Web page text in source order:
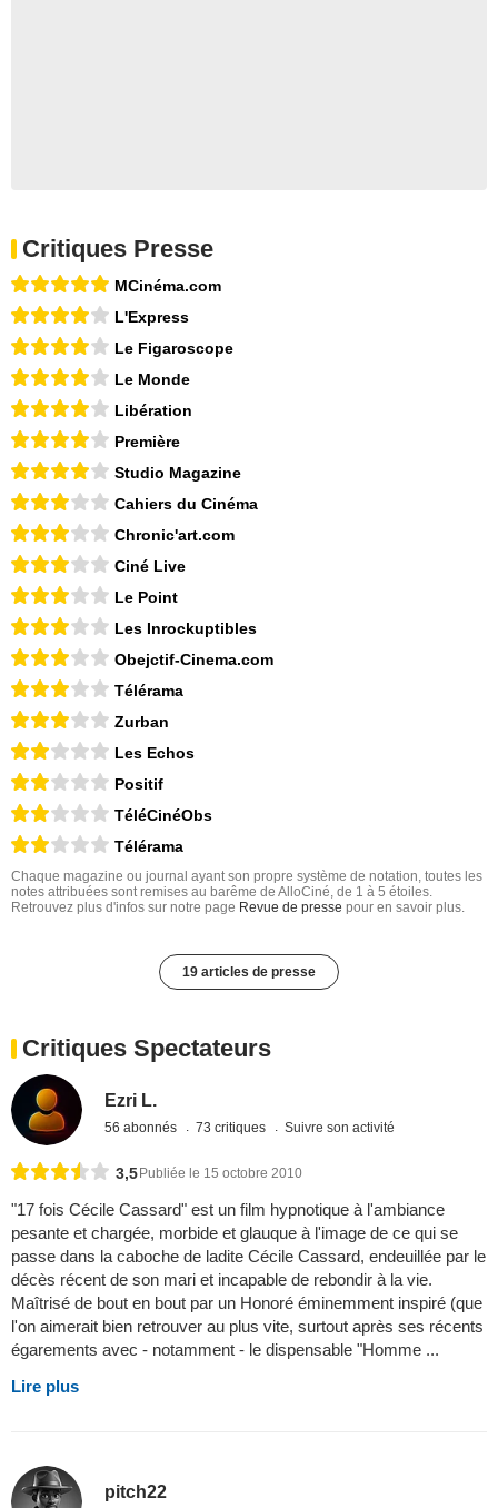
Critiques Presse
MCinéma.com
L'Express
Le Figaroscope
Le Monde
Libération
Première
Studio Magazine
Cahiers du Cinéma
Chronic'art.com
Ciné Live
Le Point
Les Inrockuptibles
Obejctif-Cinema.com
Télérama
Zurban
Les Echos
Positif
TéléCinéObs
Télérama
Chaque magazine ou journal ayant son propre système de notation, toutes les
notes attribuées sont remises au barême de AlloCiné, de 1 à 5 étoiles.
Retrouvez plus d'infos sur notre page Revue de presse pour en savoir plus.
19 articles de presse
Critiques Spectateurs
Ezri L.
56 abonnés 73 critiques Suivre son activité
3,5 Publiée le 15 octobre 2010
"17 fois Cécile Cassard" est un film hypnotique à l'ambiance
pesante et chargée, morbide et glauque à l'image de ce qui se
passe dans la caboche de ladite Cécile Cassard, endeuillée par le
décès récent de son mari et incapable de rebondir à la vie.
Maîtrisé de bout en bout par un Honoré éminemment inspiré (que
l'on aimerait bien retrouver au plus vite, surtout après ses récents
égarements avec - notamment - le dispensable "Homme ...
Lire plus
pitch22